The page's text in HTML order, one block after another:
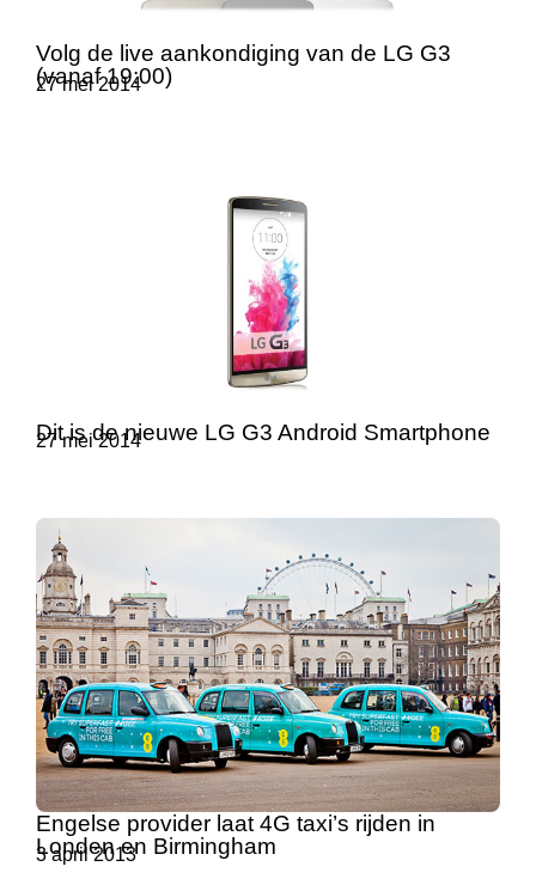
Volg de live aankondiging van de LG G3
(vanaf 19:00)
27 mei 2014
Dit is de nieuwe LG G3 Android Smartphone
27 mei 2014
Engelse provider laat 4G taxi’s rijden in
Londen en Birmingham
3 april 2013